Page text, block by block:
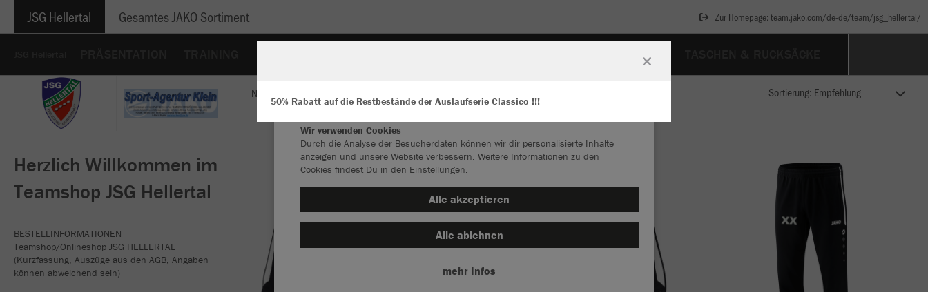
JSG Hellertal Gesamtes JAKO Sortiment Zur Homepage: team.jako.com/de-de/team/jsg_hellertal/
UNDERWEAR & ACCESSOIRES
Herzlich Willkommen im
Teamshop JSG Hellertal
BESTELLINFORMATIONEN
Teamshop/Onlineshop JSG HELLERTAL
(Kurzfassung, Auszüge aus den AGB, Angaben
können abweichend sein)
Nachhaltig
50% Rabatt auf die Restbestände der Auslaufserie Classico !!!
Wir verwenden Cookies
Durch die Analyse der Besucherdaten können wir dir personalisierte Inhalte
anzeigen und unsere Website verbessern. Weitere Informationen zu den
Cookies findest Du in den Einstellungen.
Alle akzeptieren
Alle ablehnen
mehr Infos